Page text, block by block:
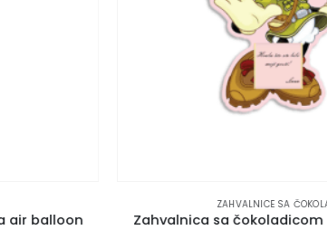
ZAHVALNICE SA ČOKOLADICOM
Zahvalnica sa čokoladicom mini maus